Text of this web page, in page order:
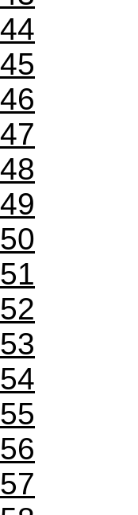
44
45
46
47
48
49
50
51
52
53
54
55
56
57